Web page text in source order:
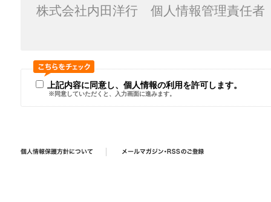
株式会社内田洋行 個人情報管理責任
上記内容に同意し、個人情報の利用を許可します。
※同意していただくと、入力画面に進みます。